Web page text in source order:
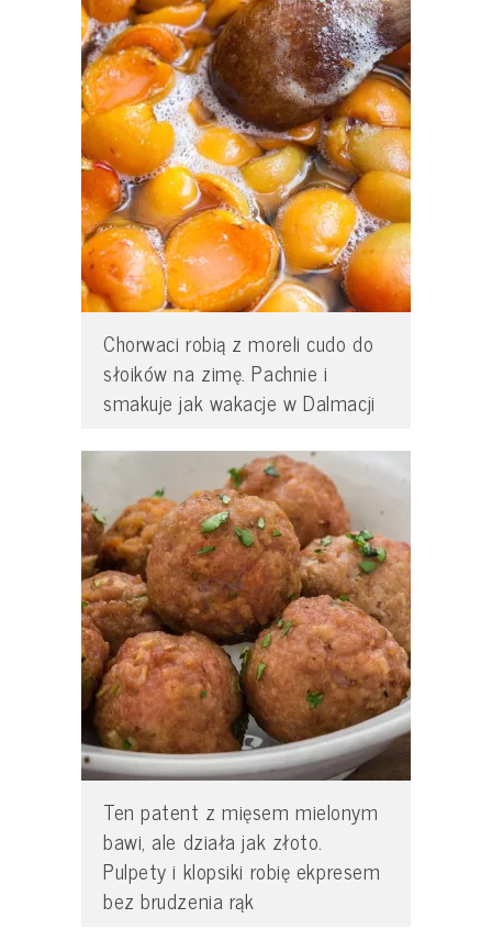
Chorwaci robią z moreli cudo do
słoików na zimę. Pachnie i
smakuje jak wakacje w Dalmacji
Ten patent z mięsem mielonym
bawi, ale działa jak złoto.
Pulpety i klopsiki robię ekpresem
bez brudzenia rąk